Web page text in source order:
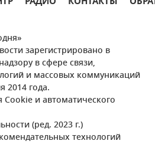
зарегистрировано в
в сфере связи,
и массовых коммуникаций
2014 года.
и автоматического
(ред. 2023 г.)
технологий